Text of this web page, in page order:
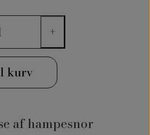
+
kurv
af hampesnor